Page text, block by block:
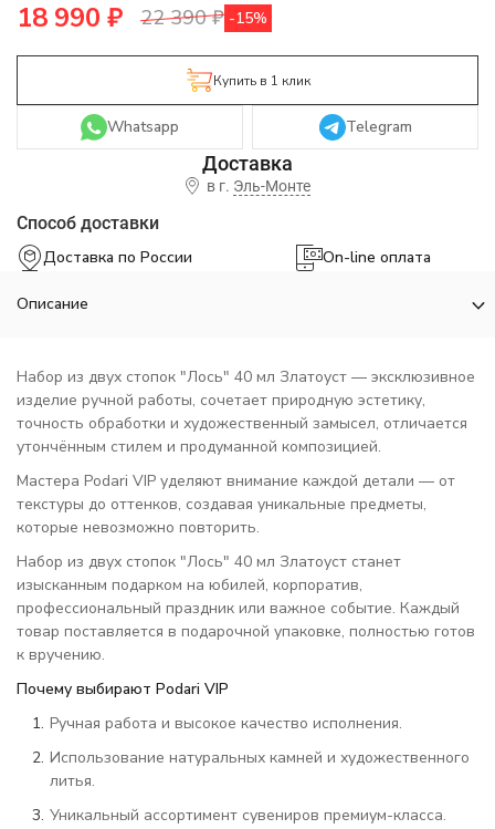
18 990 ₽ 22 390₽ -15%
Купить в 1 клик
Whatsapp Telegram
в г. Эль-Монте
Способ доставки
Доставка по России
On-line оплата
Описание
Набор из двух стопок "Лось" 40 мл Златоуст — эксклюзивное
изделие ручной работы, сочетает природную эстетику,
точность обработки и художественный замысел, отличается
утончённым стилем и продуманной композицией.
Мастера Podari VIP уделяют внимание каждой детали — от
текстуры до оттенков, создавая уникальные предметы,
которые невозможно повторить.
Набор из двух стопок "Лось" 40 мл Златоуст станет
изысканным подарком на юбилей, корпоратив,
профессиональный праздник или важное событие. Каждый
товар поставляется в подарочной упаковке, полностью готов
к вручению.
Почему выбирают Podari VIP
Ручная работа и высокое качество исполнения.
Использование натуральных камней и художественного
литья.
Уникальный ассортимент сувениров премиум-класса.